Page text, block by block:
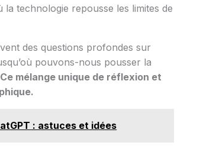
technologie repousse les limites de
des questions profondes sur
pouvons-nous pousser la
Ce mélange unique de réflexion et
: astuces et idées